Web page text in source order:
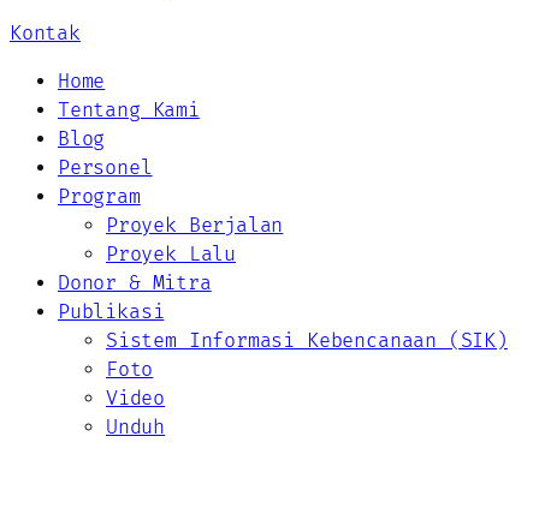
Kontak
Home
Tentang Kami
Blog
Personel
Program
Proyek Berjalan
Proyek Lalu
Donor & Mitra
Publikasi
Sistem Informasi Kebencanaan (SIK)
Foto
Video
Unduh